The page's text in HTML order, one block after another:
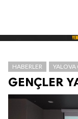
HABERLER YALOVA
GENÇLER